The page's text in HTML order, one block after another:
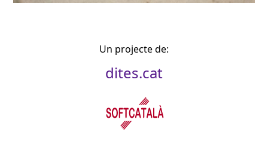
Un projecte de:
dites.cat